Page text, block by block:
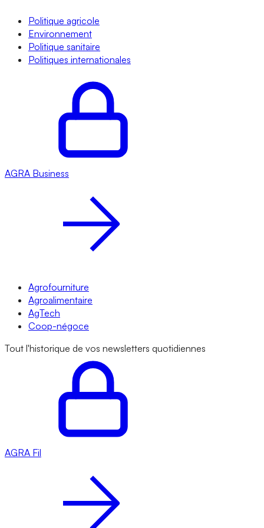
Politique agricole
Environnement
Politique sanitaire
Politiques internationales
AGRA Business
Agrofourniture
Agroalimentaire
AgTech
Coop-négoce
Tout l'historique de vos newsletters quotidiennes
AGRA Fil